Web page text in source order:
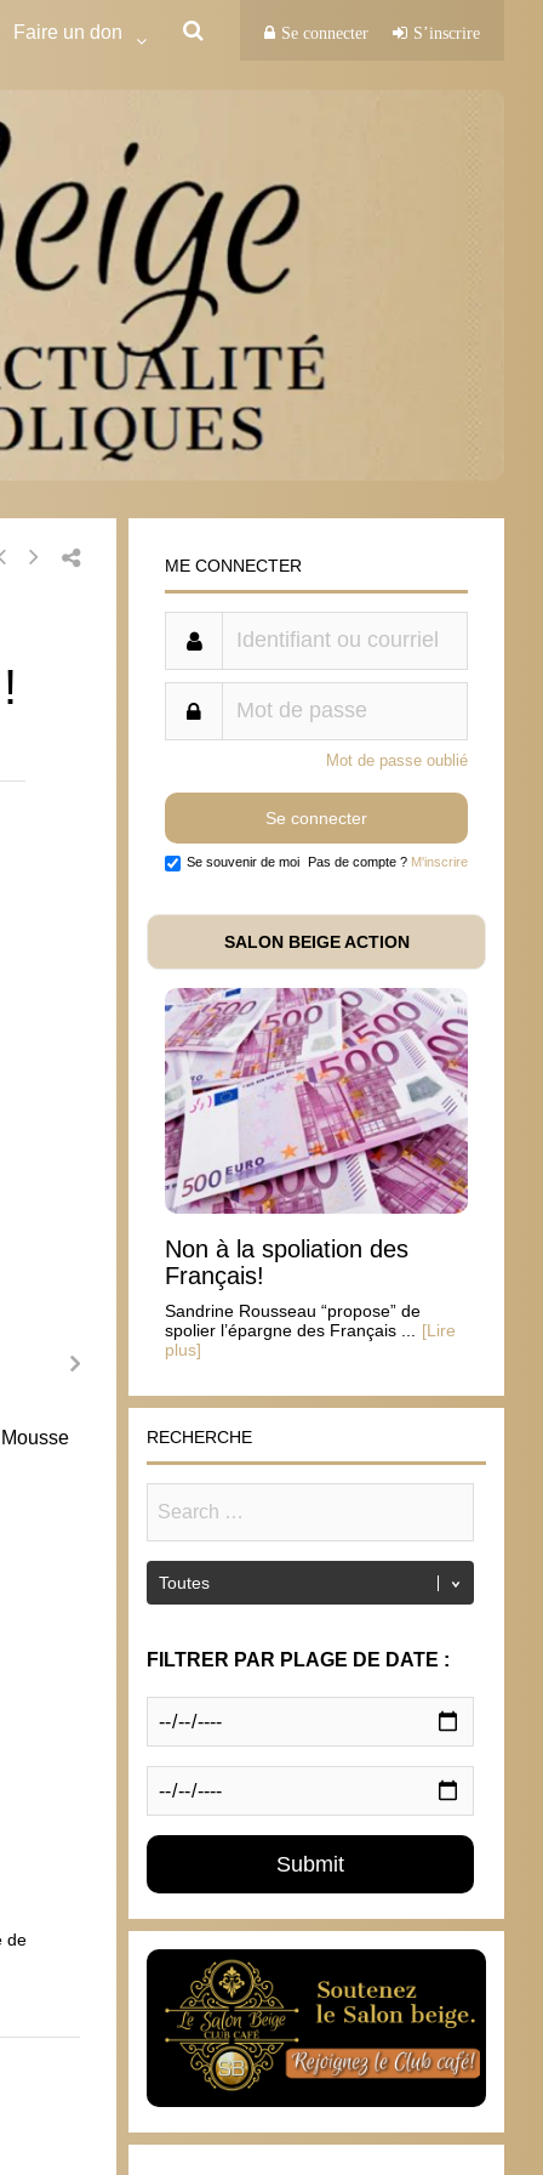
Faire un don Se connecter S’inscrire
Derrière l’idéologie du gender, le lobby
LGBTQ
19 février 2014
de
ME CONNECTER
Mot de passe oublié
Se souvenir de moi Pas de compte ? M'inscrire
SALON BEIGE ACTION
Non à la spoliation des
Français!
Sandrine Rousseau “propose” de
spolier l’épargne des Français ...
[Lire
plus]
RECHERCHE
FILTRER PAR PLAGE DE DATE :